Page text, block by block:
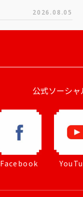
2026.08.05
公式ソーシ
Facebook